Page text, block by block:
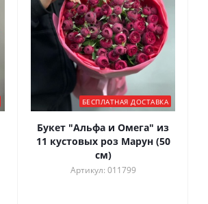
БЕСПЛАТНАЯ ДОСТАВКА
Букет "Альфа и Омега" из
11 кустовых роз Марун (50
см)
Артикул: 011799